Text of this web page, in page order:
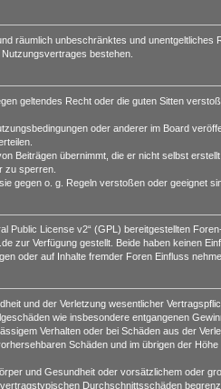
räumlich unbeschränktes und unentgeltliches
bestehen.
geltendes Recht oder die guten Sitten
oder anderer im Board
Beiträgen übernimmt, die er nicht selbst
zu sperren.
gegen o. g. Regeln verstoßen oder geeignet
Public License v2“ (GPL) bereitgestellten
zur Verfügung gestellt. Beide haben keinen
oder auf Inhalte fremder Foren Einfluss
und der Verletzung wesentlicher
wie insbesondere entgangenen
Verhalten oder bei Schäden aus der
Schäden und im übrigen der
und Gesundheit oder vorsätzlichem oder
Durchschnittsschäden